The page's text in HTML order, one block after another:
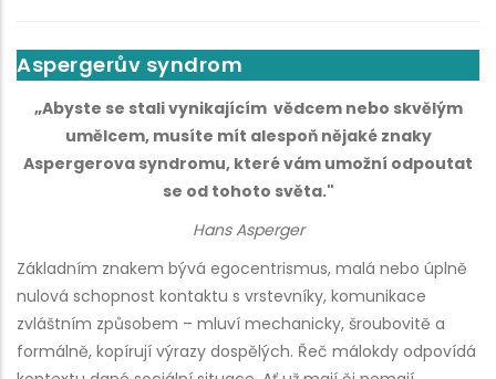
Aspergerův syndrom
„Abyste se stali vynikajícím vědcem nebo skvělým
umělcem, musíte mít alespoň nějaké znaky
Aspergerova syndromu, které vám umožní odpoutat
se od tohoto světa."
Hans Asperger
Základním znakem bývá egocentrismus, malá nebo úplně
nulová schopnost kontaktu s vrstevníky, komunikace
zvláštním způsobem – mluví mechanicky, šroubovitě a
formálně, kopírují výrazy dospělých. Řeč málokdy odpovídá